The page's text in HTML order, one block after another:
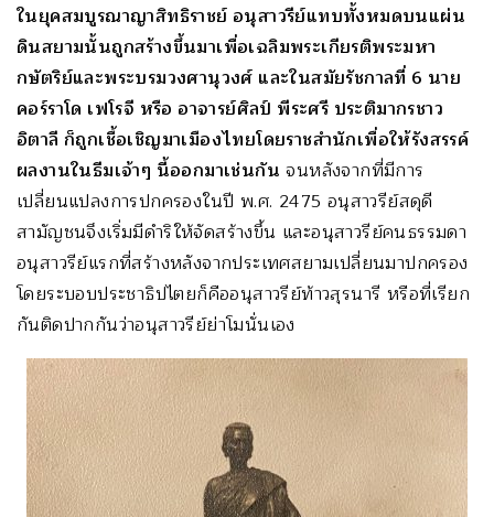
ในยุคสมบูรณาญาสิทธิราชย์ อนุสาวรีย์แทบทั้งหมดบนแผ่น
ดินสยามนั้นถูกสร้างขึ้นมาเพื่อเฉลิมพระเกียรติพระมหา
กษัตริย์และพระบรมวงศานุวงศ์ และในสมัยรัชกาลที่ 6 นาย
คอร์ราโด เฟโรจี หรือ อาจารย์ศิลป์ พีระศรี ประติมากรชาว
อิตาลี ก็ถูกเชื้อเชิญมาเมืองไทยโดยราชสำนักเพื่อให้รังสรรค์
ผลงานในธีมเจ้าๆ นี้ออกมาเช่นกัน จนหลังจากที่มีการ
เปลี่ยนแปลงการปกครองในปี พ.ศ. 2475 อนุสาวรีย์สดุดี
สามัญชนจึงเริ่มมีดำริให้จัดสร้างขึ้น และอนุสาวรีย์คนธรรมดา
อนุสาวรีย์แรกที่สร้างหลังจากประเทศสยามเปลี่ยนมาปกครอง
โดยระบอบประชาธิปไตยก็คืออนุสาวรีย์ท้าวสุรนารี หรือที่เรียก
กันติดปากกันว่าอนุสาวรีย์ย่าโมนั่นเอง